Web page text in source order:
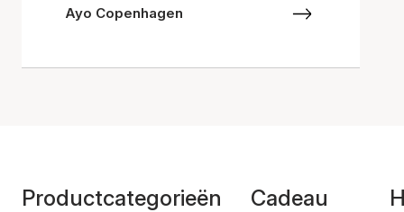
Ayo Copenhagen
Productcategorieën
Cadeau